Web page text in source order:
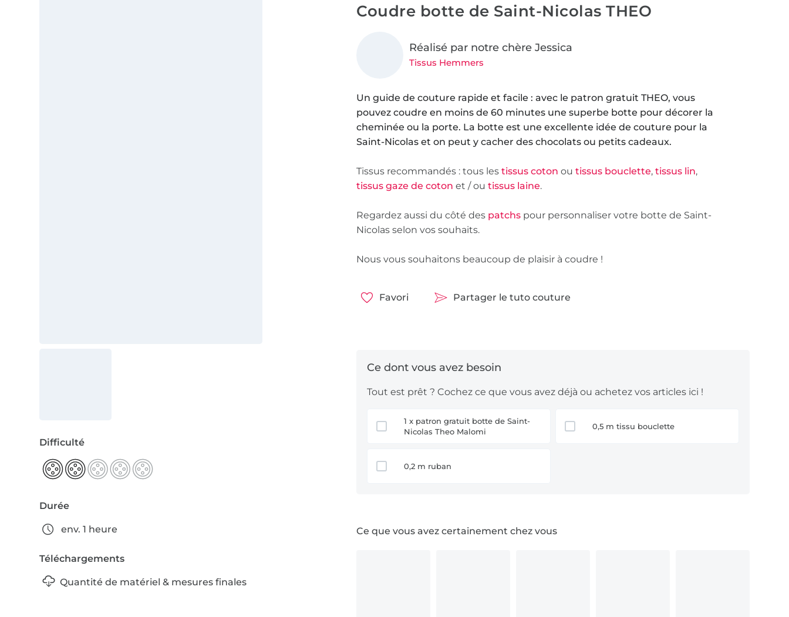
Difficulté
Durée
env. 1 heure
Téléchargements
Quantité de matériel & mesures finales
Coudre botte de Saint-Nicolas THEO
Réalisé par notre chère Jessica
Tissus Hemmers
Un guide de couture rapide et facile : avec le patron gratuit THEO, vous
pouvez coudre en moins de 60 minutes une superbe botte pour décorer la
cheminée ou la porte. La botte est une excellente idée de couture pour la
Saint-Nicolas et on peut y cacher des chocolats ou petits cadeaux.
Tissus recommandés : tous lestissus coton outissus bouclette,tissus lin,
tissus gaze de coton et / outissus laine.
Regardez aussi du côté des patchs pour personnaliser votre botte de Saint-
Nicolas selon vos souhaits.
Nous vous souhaitons beaucoup de plaisir à coudre !
Favori Partager le tuto couture
Tout est prêt ? Cochez ce que vous avez déjà ou achetez vos articles ici !
1 x patron gratuit botte de Saint-
Nicolas Theo Malomi
0,5 m tissu bouclette
0,2 m ruban
Ce que vous avez certainement chez vous